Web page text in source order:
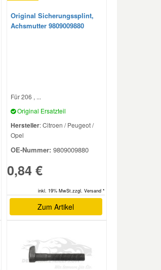
Original Sicherungssplint,
Achsmutter 9809009880
Für 206 , ...
Original Ersatzteil
Hersteller: Citroen / Peugeot /
Opel
OE-Nummer: 9809009880
0,84 €
inkl. 19% MwSt.zzgl. Versand *
Zum Artikel